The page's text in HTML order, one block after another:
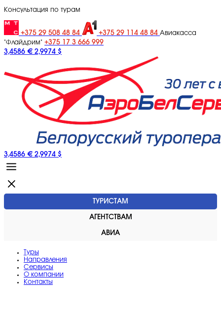
Консультация по турам
+375 29 508 48 84 +375 29 114 48 84 Авиакасса
"Флайдрим" +375 17 3 666 999
3,4586 € 2,9974 $
3,4586 € 2,9974 $
ТУРИСТАМ
АГЕНТСТВАМ
АВИА
Туры
Направления
Сервисы
O компании
Контакты